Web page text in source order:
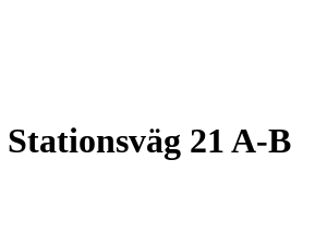
21 A-B